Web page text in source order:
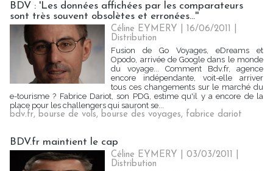
BDV : 'Les données affichées par les comparateurs
sont très souvent obsolètes et erronées...''
Céline EYMERY | 16/06/2011
Distribution
Fusion de Go Voyages, eDreams et
Opodo, arrivée de Google dans le monde
du voyage... Comment Bdv.fr, agence
encore indépendante, voit-elle arriver
tous ces changements sur le marché du
e-tourisme ? Fabrice Dariot, son PDG, estime qu'il y a encore de la
place pour les challengers qui sauront se...
bdv.fr, bourse de vols, bourse des voyages, fabrice dariot
BDV.fr maintient le cap
Céline EYMERY | 03/03/2011
Distribution